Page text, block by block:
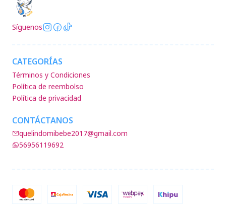
Síguenos
CATEGORÍAS
Términos y Condiciones
Política de reembolso
Política de privacidad
CONTÁCTANOS
quelindomibebe2017@gmail.com
56956119692